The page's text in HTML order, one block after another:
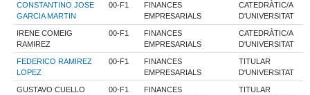
CONSTANTINO JOSE
GARCIA MARTIN
00-F1
FINANCES
EMPRESARIALS
CATEDRÀTIC/A
D'UNIVERSITAT
IRENE COMEIG
RAMIREZ
00-F1
FINANCES
EMPRESARIALS
CATEDRÀTIC/A
D'UNIVERSITAT
FEDERICO RAMIREZ
LOPEZ
00-F1
FINANCES
EMPRESARIALS
TITULAR
D'UNIVERSITAT
GUSTAVO CUELLO
00-F1
FINANCES
TITULAR